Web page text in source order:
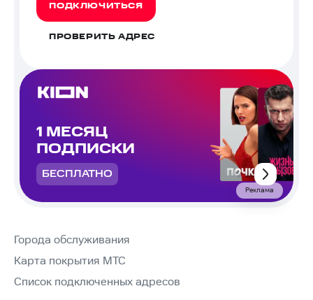
ПОДКЛЮЧИТЬСЯ
ПРОВЕРИТЬ АДРЕС
1 МЕСЯЦ
ПОДПИСКИ
БЕСПЛАТНО
Реклама
Города обслуживания
Карта покрытия МТС
Список подключенных адресов